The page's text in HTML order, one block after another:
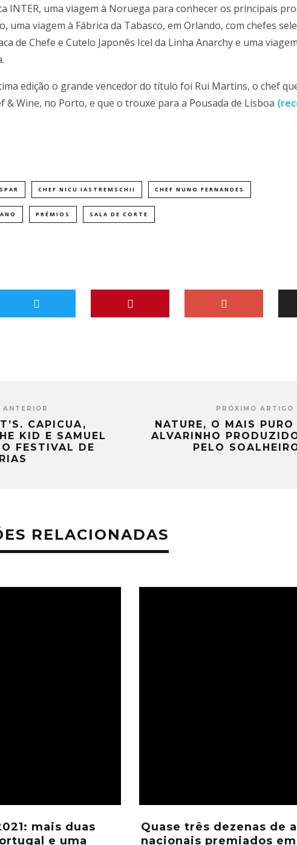
INTER, uma viagem à Noruega para conhecer os principais
uma viagem à Fábrica da Tabasco, em Orlando, com chefes
de Chefe e Cutelo Japonês Icel da Linha Anarchy e uma
edição o grande vencedor do título foi Rui Martins, o chef
& Wine, no Porto, e que o trouxe para a Pousada de Lisboa
CHEF NICU IASTREMSCHII CHEF NUNO FERNANDES
PRÉMIOS SALA DE CORTE
CAPICUA,
KID E SAMUEL
FESTIVAL DE
PRÓXIMO ARTIGO
NATURE, O MAIS PURO
ALVARINHO
PELO
RELACIONADAS
mais duas
e uma
Quase três dezenas de
nacionais premiados em